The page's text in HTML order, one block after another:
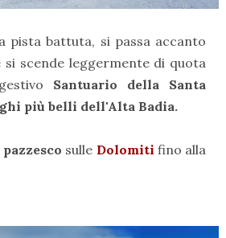
pista battuta, si passa accanto
si scende leggermente di quota
Santuario della Santa
più belli dell'Alta Badia.
sulle Dolomiti fino alla